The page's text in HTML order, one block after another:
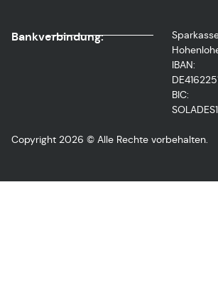
Bankverbindung:
IBAN:
BIC:
Copyright 2026 © Alle Rechte vorbehalten.